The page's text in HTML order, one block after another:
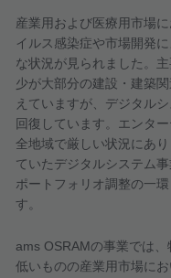
産業用および医療用市場に
イルス感染症や市場開発
な状況が見られました。
少が大部分の建設・建築
えていますが、デジタル
回復しています。エンタ
全地域で厳しい状況にあり
ていたデジタルシステム
ポートフォリオ調整の一
す。
ams OSRAMの事業では、
低いものの産業用市場に